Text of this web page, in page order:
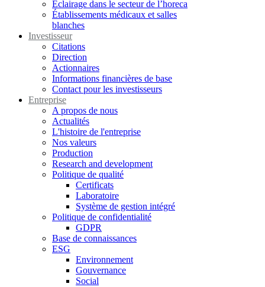
Éclairage dans le secteur de l’horeca
Établissements médicaux et salles
blanches
Investisseur
Citations
Direction
Actionnaires
Informations financières de base
Contact pour les investisseurs
Entreprise
A propos de nous
Actualités
L'histoire de l'entreprise
Nos valeurs
Production
Research and development
Politique de qualité
Certificats
Laboratoire
Système de gestion intégré
Politique de confidentialité
GDPR
Base de connaissances
ESG
Environnement
Gouvernance
Social